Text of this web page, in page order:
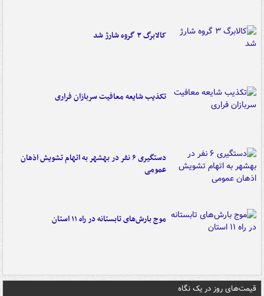
کالابرگ ۳ گروه شارژ شد
تکذیب شایعه معافیت سربازان فراری
دستگیری ۶ نفر در بهشهر به اتهام تشویش اذهان
عمومی
موج بارش‌های تابستانه در راه ۱۱ استان
قیمت‌های روز در یک نگاه